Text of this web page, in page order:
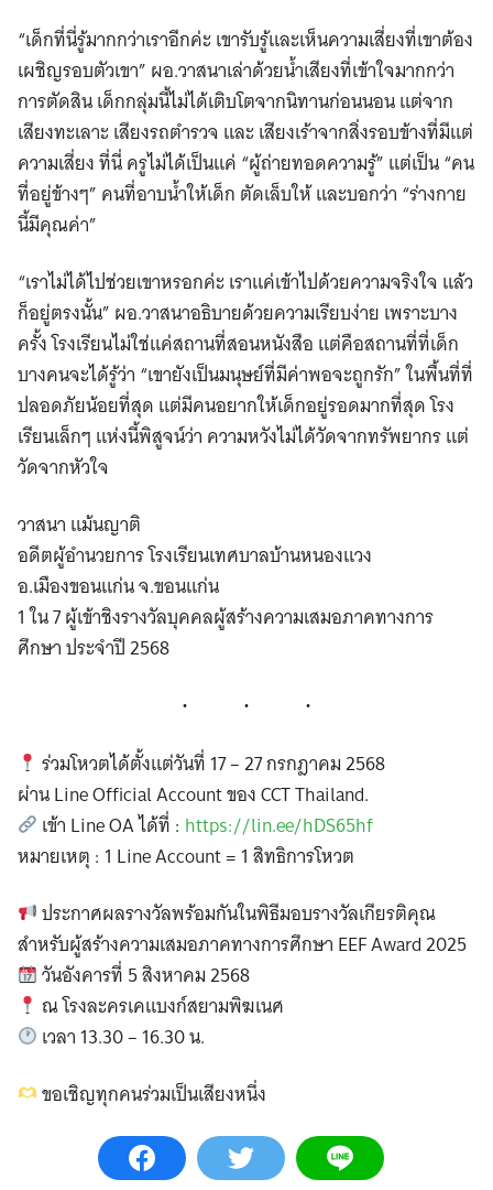
“เด็กที่นี่รู้มากกว่าเราอีกค่ะ เขารับรู้และเห็นความเสี่ยงที่เขาต้อง
เผชิญรอบตัวเขา” ผอ.วาสนาเล่าด้วยน้ำเสียงที่เข้าใจมากกว่า
การตัดสิน เด็กกลุ่มนี้ไม่ได้เติบโตจากนิทานก่อนนอน แต่จาก
เสียงทะเลาะ เสียงรถตำรวจ และ เสียงเร้าจากสิ่งรอบข้างที่มีแต่
ความเสี่ยง ที่นี่ ครูไม่ได้เป็นแค่ “ผู้ถ่ายทอดความรู้” แต่เป็น “คน
ที่อยู่ข้างๆ” คนที่อาบน้ำให้เด็ก ตัดเล็บให้ และบอกว่า “ร่างกาย
นี้มีคุณค่า”
“เราไม่ได้ไปช่วยเขาหรอกค่ะ เราแค่เข้าไปด้วยความจริงใจ แล้ว
ก็อยู่ตรงนั้น” ผอ.วาสนาอธิบายด้วยความเรียบง่าย เพราะบาง
ครั้ง โรงเรียนไม่ใช่แค่สถานที่สอนหนังสือ แต่คือสถานที่ที่เด็ก
บางคนจะได้รู้ว่า “เขายังเป็นมนุษย์ที่มีค่าพอจะถูกรัก” ในพื้นที่ที่
ปลอดภัยน้อยที่สุด แต่มีคนอยากให้เด็กอยู่รอดมากที่สุด โรง
เรียนเล็กๆ แห่งนี้พิสูจน์ว่า ความหวังไม่ได้วัดจากทรัพยากร แต่
วัดจากหัวใจ
วาสนา แม้นญาติ
อดีตผู้อำนวยการ โรงเรียนเทศบาลบ้านหนองแวง
อ.เมืองขอนแก่น จ.ขอนแก่น
1 ใน 7 ผู้เข้าชิงรางวัลบุคคลผู้สร้างความเสมอภาคทางการ
ศึกษา ประจำปี 2568
ร่วมโหวตได้ตั้งแต่วันที่ 17 – 27 กรกฎาคม 2568
ผ่าน Line Official Account ของ CCT Thailand.
เข้า Line OA ได้ที่ : https://lin.ee/hDS65hf
หมายเหตุ : 1 Line Account = 1 สิทธิการโหวต
ประกาศผลรางวัลพร้อมกันในพิธีมอบรางวัลเกียรติคุณ
สำหรับผู้สร้างความเสมอภาคทางการศึกษา EEF Award 2025
วันอังคารที่ 5 สิงหาคม 2568
ณ โรงละครเคแบงก์สยามพิฆเนศ
เวลา 13.30 – 16.30 น.
ขอเชิญทุกคนร่วมเป็นเสียงหนึ่ง